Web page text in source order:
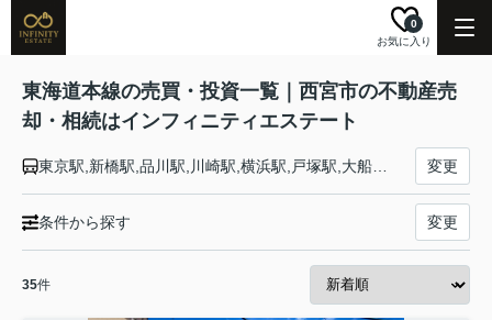
お気に入り
0
東海道本線の売買・投資一覧｜西宮市の不動産売
却・相続はインフィニティエステート
変更
条件から探す 変更
35件